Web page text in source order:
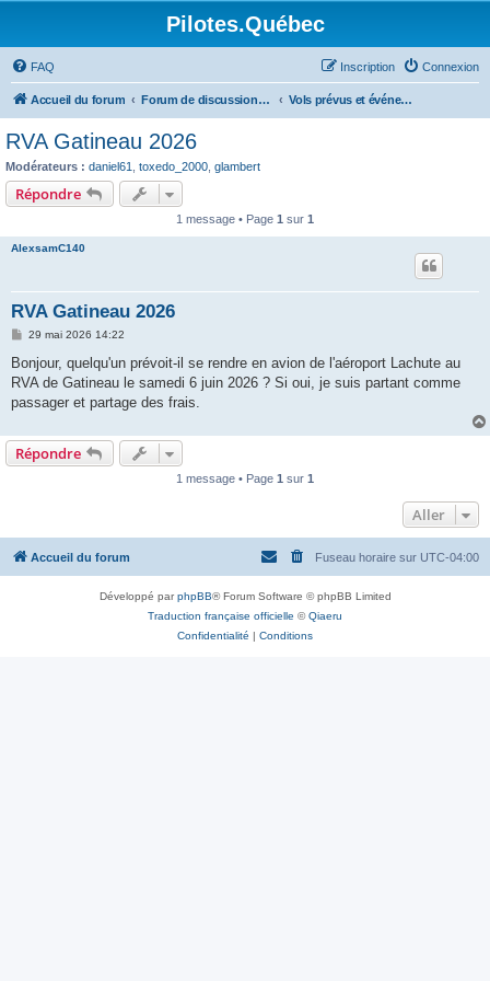
Pilotes.Québec
FAQ Connexion
Inscription
Accueil du forum Forum de discussions sur l'aviation générale Vols prévus et événements en aviation générale
RVA Gatineau 2026
Modérateurs : daniel61 toxedo_2000 glambert
Répondre
1 message • Page 1 sur 1
AlexsamC140
RVA Gatineau 2026
M
s
a
g
29 mai 2026 14:22
Bonjour, quelqu'un prévoit-il se rendre en avion de l'aéroport Lachute au
RVA de Gatineau le samedi 6 juin 2026 ? Si oui, je suis partant comme
passager et partage des frais.
Répondre
1 message • Page 1 sur 1
Aller
Accueil du forum Fuseau horaire sur UTC-04:00
Développé parphpBB® Forum Software © phpBB Limited
Traduction française officielle ©Qiaeru
Confidentialité | Conditions